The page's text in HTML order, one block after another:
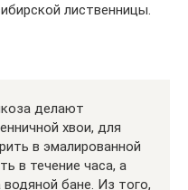
лиственницы.
делают
хвои, для
в эмалированной
в течение часа, а
бане. Из того,